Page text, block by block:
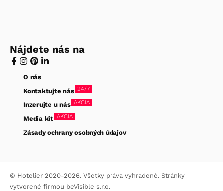
Nájdete nás na
O nás
Kontaktujte nás 24/7
Inzerujte u nás AKCIA
Media kit AKCIA
Zásady ochrany osobných údajov
© Hotelier 2020-2026. Všetky práva vyhradené. Stránky
vytvorené firmou beVisible s.r.o.